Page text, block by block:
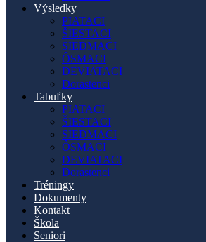
Výsledky
PIATACI
ŠIESTACI
SIEDMACI
ÔSMACI
DEVIATACI
Dorastenci
Tabuľky
PIATACI
ŠIESTACI
SIEDMACI
ÔSMACI
DEVIATACI
Dorastenci
Tréningy
Dokumenty
Kontakt
Škola
Seniori